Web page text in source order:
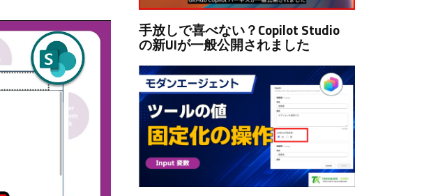
手放しで喜べない？Copilot Studio
の新UIが一般公開されました